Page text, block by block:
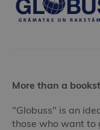
More than a
"Globuss" is an
those who want to